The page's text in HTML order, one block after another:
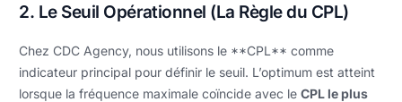
2. Le Seuil Opérationnel (La Règle du CPL)
Chez CDC Agency, nous utilisons le **CPL** comme
indicateur principal pour définir le seuil. L’optimum est atteint
lorsque la fréquence maximale coïncide avec leCPL le plus